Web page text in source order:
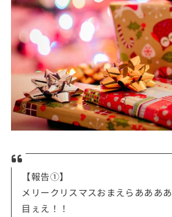
【報告①】
メリークリスマスおまえらあああ
目ぇえ！！